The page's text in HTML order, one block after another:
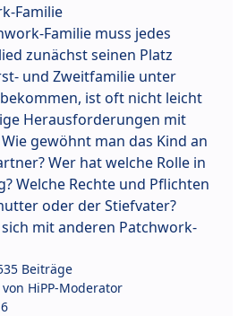
Familie
Familie muss jedes
zunächst seinen Platz
und Zweitfamilie unter
ist oft nicht leicht
Herausforderungen mit
gewöhnt man das Kind an
Wer hat welche Rolle in
Welche Rechte und Pflichten
oder der Stiefvater?
sich mit anderen Patchwork-
Beiträge
HiPP-Moderator